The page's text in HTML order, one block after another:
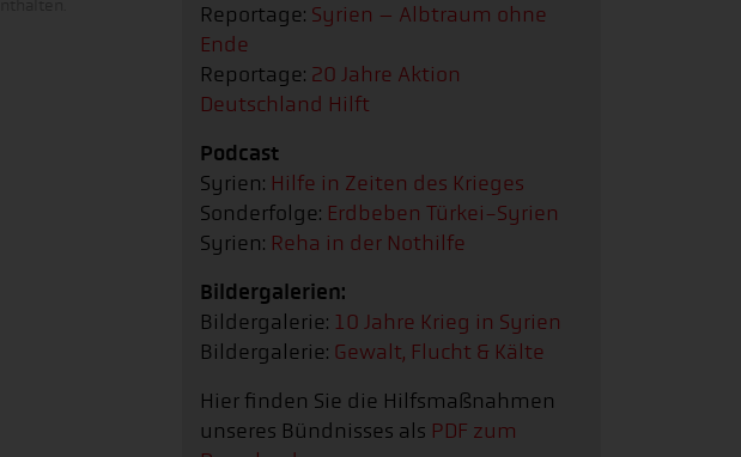
Reportage: Syrien – Albtraum ohne
Ende
Reportage: 20 Jahre Aktion
Deutschland Hilft
Podcast
Syrien: Hilfe in Zeiten des Krieges
Sonderfolge: Erdbeben Türkei-Syrien
Syrien: Reha in der Nothilfe
Bildergalerien:
Bildergalerie: 10 Jahre Krieg in Syrien
Bildergalerie: Gewalt, Flucht & Kälte
Hier finden Sie die Hilfsmaßnahmen
unseres Bündnisses als PDF zum